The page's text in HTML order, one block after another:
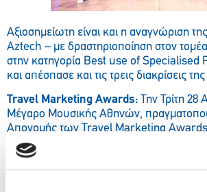
Αξιοσημείωτη είναι και η αναγνώριση
Aztech – με δραστηριοποίηση στον
στην κατηγορία Best use of
και απέσπασε και τις τρεις διακρίσεις
Travel Marketing Awards: Την Τρίτη 28
Μέγαρο Μουσικής Αθηνών,
Απονομής των Travel Marketing
διοργανώθηκαν για τρίτη φορά στην
Boussias Events, με στόχο να
σημαντικές προόδους στο Travel